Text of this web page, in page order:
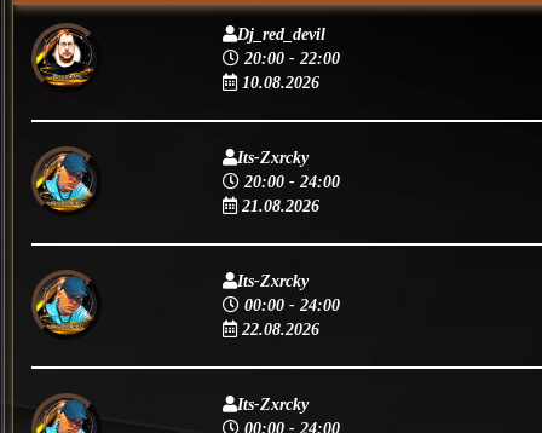
Dj_red_devil
20:00 - 22:00
10.08.2026
Its-Zxrcky
20:00 - 24:00
21.08.2026
Its-Zxrcky
00:00 - 24:00
22.08.2026
Its-Zxrcky
00:00 - 24:00